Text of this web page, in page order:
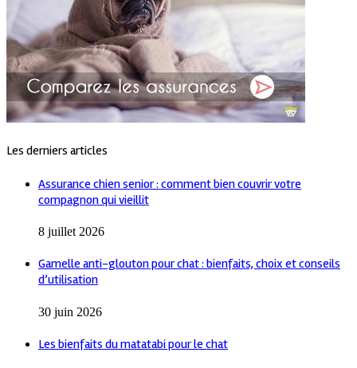
Les derniers articles
Assurance chien senior : comment bien couvrir votre
compagnon qui vieillit
8 juillet 2026
Gamelle anti-glouton pour chat : bienfaits, choix et conseils
d’utilisation
30 juin 2026
Les bienfaits du matatabi pour le chat